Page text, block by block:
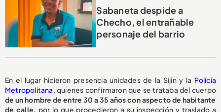
Sabaneta despide a
Checho, el entrañable
personaje del barrio
En el lugar hicieron presencia unidades de la Sijín y la Policía
Metropolitana, quienes confirmaron que se trataba del cuerpo
de un hombre de entre 30 a 35 años con aspecto de habitante
de calle, por lo que procedieron a su inspección y traslado a